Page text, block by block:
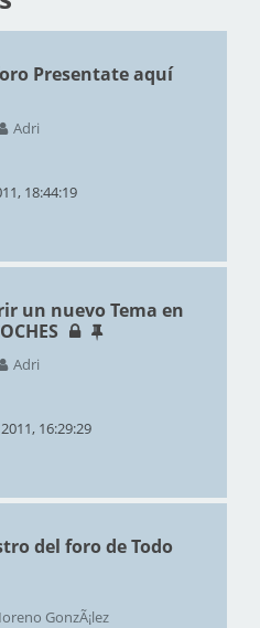
Presentate aquí
Adri
18:44:19
un nuevo Tema en
Adri
16:29:29
del foro de Todo
GonzÃ¡lez